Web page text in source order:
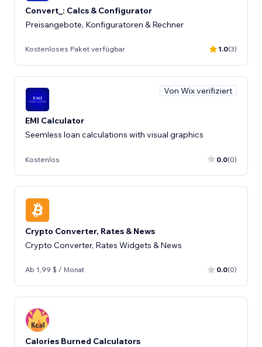
Convert_: Calcs & Configurator
Preisangebote, Konfiguratoren & Rechner
Kostenloses Paket verfügbar 1.0(3)
Von Wix verifiziert
EMI Calculator
Seemless loan calculations with visual graphics
Kostenlos 0.0(0)
Crypto Converter, Rates & News
Crypto Converter, Rates Widgets & News
Ab 1,99 $ / Monat 0.0(0)
Calories Burned Calculators